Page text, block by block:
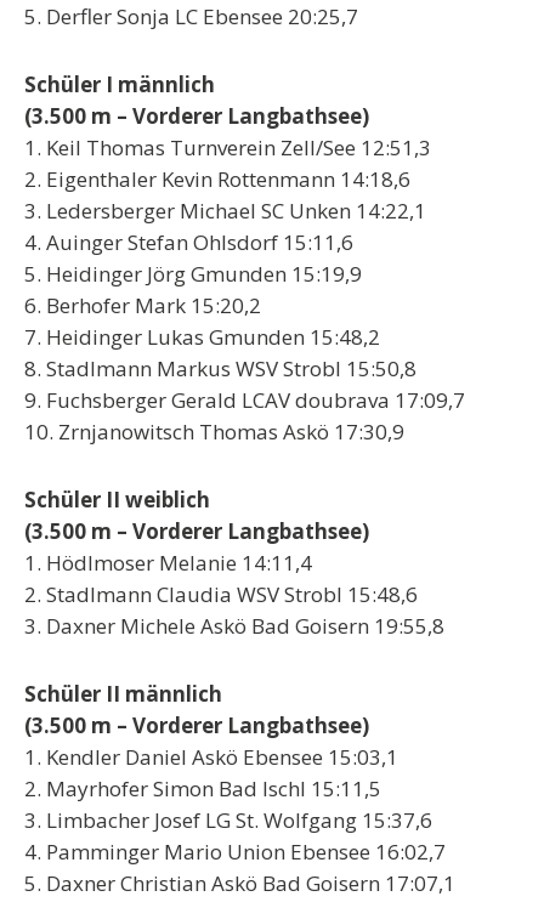
5. Derfler Sonja LC Ebensee 20:25,7
Schüler I männlich
(3.500 m – Vorderer Langbathsee)
1. Keil Thomas Turnverein Zell/See 12:51,3
2. Eigenthaler Kevin Rottenmann 14:18,6
3. Ledersberger Michael SC Unken 14:22,1
4. Auinger Stefan Ohlsdorf 15:11,6
5. Heidinger Jörg Gmunden 15:19,9
6. Berhofer Mark 15:20,2
7. Heidinger Lukas Gmunden 15:48,2
8. Stadlmann Markus WSV Strobl 15:50,8
9. Fuchsberger Gerald LCAV doubrava 17:09,7
10. Zrnjanowitsch Thomas Askö 17:30,9
Schüler II weiblich
(3.500 m – Vorderer Langbathsee)
1. Hödlmoser Melanie 14:11,4
2. Stadlmann Claudia WSV Strobl 15:48,6
3. Daxner Michele Askö Bad Goisern 19:55,8
Schüler II männlich
(3.500 m – Vorderer Langbathsee)
1. Kendler Daniel Askö Ebensee 15:03,1
2. Mayrhofer Simon Bad Ischl 15:11,5
3. Limbacher Josef LG St. Wolfgang 15:37,6
4. Pamminger Mario Union Ebensee 16:02,7
5. Daxner Christian Askö Bad Goisern 17:07,1